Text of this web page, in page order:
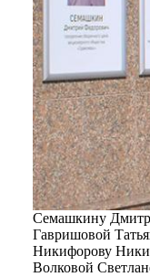
Семашкину
Гавришовой
Никифорову
Волковой